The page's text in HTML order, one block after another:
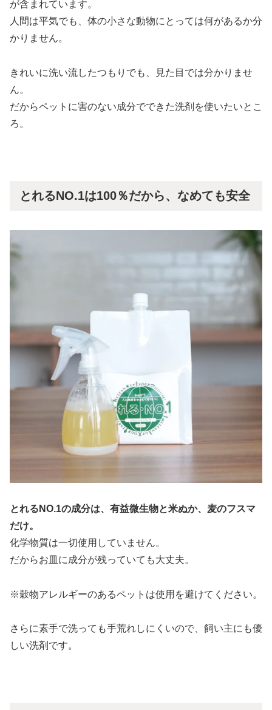
が含まれています。
人間は平気でも、体の小さな動物にとっては何があるか分
かりません。
きれいに洗い流したつもりでも、見た目では分かりませ
ん。
だからペットに害のない成分でできた洗剤を使いたいとこ
ろ。
とれるNO.1は100％だから、なめても安全
とれるNO.1の成分は、有益微生物と米ぬか、麦のフスマ
だけ。
化学物質は一切使用していません。
だからお皿に成分が残っていても大丈夫。
※穀物アレルギーのあるペットは使用を避けてください。
さらに素手で洗っても手荒れしにくいので、飼い主にも優
しい洗剤です。